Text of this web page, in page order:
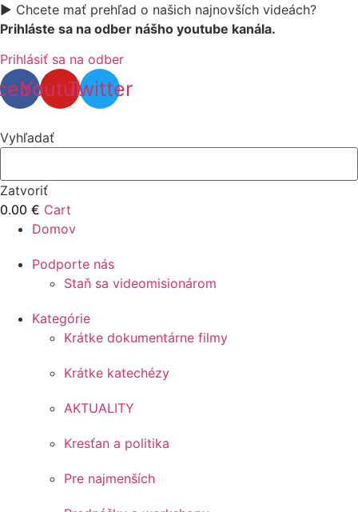
▶️ Chcete mať prehľad o našich najnovších videách?
Prihláste sa na odber nášho youtube kanála.
Prihlásiť sa na odber
YoutubeTwitter
Vyhľadať
Zatvoriť
0.00 € Cart
Domov
Podporte nás
Staň sa videomisionárom
Kategórie
Krátke dokumentárne filmy
Krátke katechézy
AKTUALITY
Kresťan a politika
Pre najmenších